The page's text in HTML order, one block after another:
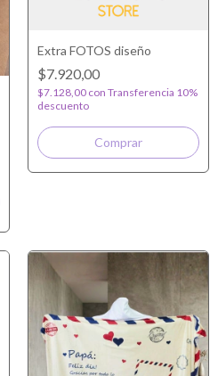
Extra FOTOS diseño
$7.920,00
$7.128,00 con Transferencia 10%
descuento